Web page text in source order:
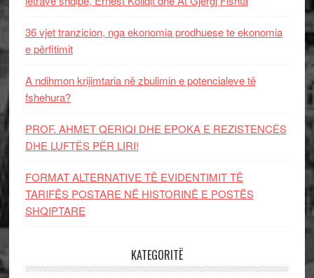
36 vjet tranzicion, nga ekonomia prodhuese te ekonomia
e përfitimit
A ndihmon krijimtaria në zbulimin e potencialeve të
fshehura?
PROF. AHMET QERIQI DHE EPOKA E REZISTENCЁS
DHE LUFTЁS PЁR LIRI!
FORMAT ALTERNATIVE TË EVIDENTIMIT TË
TARIFËS POSTARE NË HISTORINË E POSTËS
SHQIPTARE
KATEGORITË